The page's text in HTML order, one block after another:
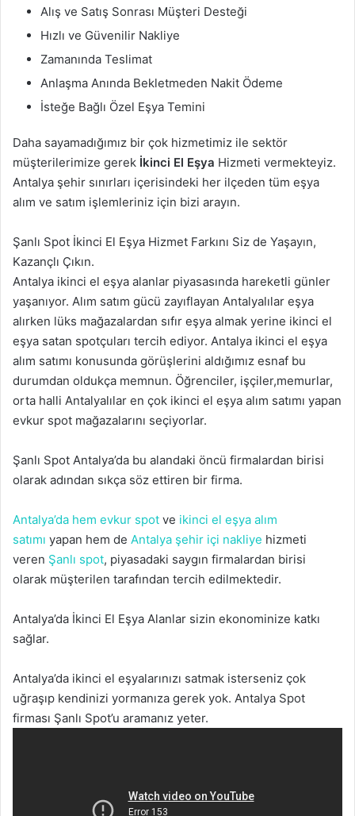
Alış ve Satış Sonrası Müşteri Desteği
Hızlı ve Güvenilir Nakliye
Zamanında Teslimat
Anlaşma Anında Bekletmeden Nakit Ödeme
İsteğe Bağlı Özel Eşya Temini
Daha sayamadığımız bir çok hizmetimiz ile sektör
müşterilerimize gerek İkinci El Eşya Hizmeti vermekteyiz.
Antalya şehir sınırları içerisindeki her ilçeden tüm eşya
alım ve satım işlemleriniz için bizi arayın.
Şanlı Spot İkinci El Eşya Hizmet Farkını Siz de Yaşayın,
Kazançlı Çıkın.
Antalya ikinci el eşya alanlar piyasasında hareketli günler
yaşanıyor. Alım satım gücü zayıflayan Antalyalılar eşya
alırken lüks mağazalardan sıfır eşya almak yerine ikinci el
eşya satan spotçuları tercih ediyor. Antalya ikinci el eşya
alım satımı konusunda görüşlerini aldığımız esnaf bu
durumdan oldukça memnun. Öğrenciler, işçiler,memurlar,
orta halli Antalyalılar en çok ikinci el eşya alım satımı yapan
evkur spot mağazalarını seçiyorlar.
Şanlı Spot Antalya’da bu alandaki öncü firmalardan birisi
olarak adından sıkça söz ettiren bir firma.
Antalya’da hem evkur spot ve ikinci el eşya alım
satımı yapan hem de Antalya şehir içi nakliye hizmeti
veren Şanlı spot, piyasadaki saygın firmalardan birisi
olarak müşterilen tarafından tercih edilmektedir.
Antalya’da İkinci El Eşya Alanlar sizin ekonominize katkı
sağlar.
Antalya’da ikinci el eşyalarınızı satmak isterseniz çok
uğraşıp kendinizi yormanıza gerek yok. Antalya Spot
firması Şanlı Spot’u aramanız yeter.